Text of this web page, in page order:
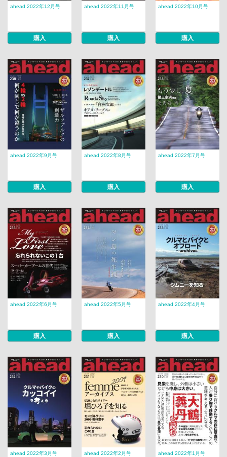
ahead 2022年12月号
購入
ahead 2022年11月号
購入
ahead 2022年10月号
購入
ahead 2022年9月号
購入
ahead 2022年8月号
購入
ahead 2022年7月号
購入
ahead 2022年6月号
購入
ahead 2022年5月号
購入
ahead 2022年4月号
購入
ahead 2022年3月号 ahead 2022年2月号 ahead 2022年1月号